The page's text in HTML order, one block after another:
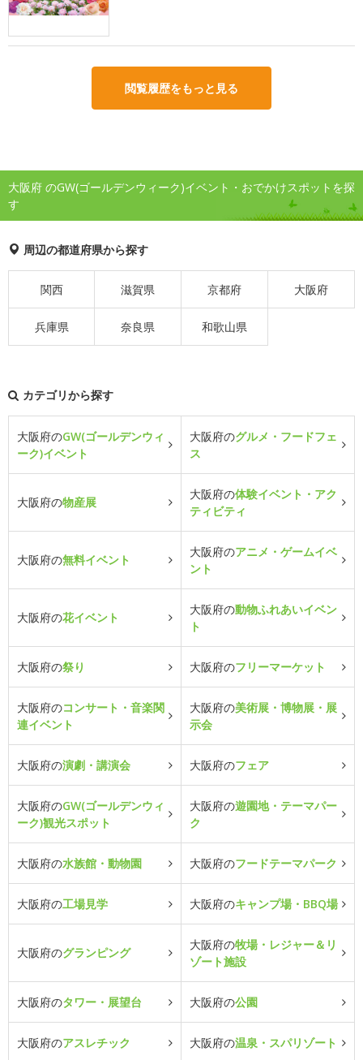
閲覧履歴をもっと見る
大阪府 のGW(ゴールデンウィーク)イベント・おでかけスポットを探
す
周辺の都道府県から探す
関西 滋賀県 京都府 大阪府
兵庫県 奈良県 和歌山県
カテゴリから探す
大阪府のGW(ゴールデンウィ
ーク)イベント
大阪府のグルメ・フードフェ
ス
大阪府の物産展
大阪府の体験イベント・アク
ティビティ
大阪府の無料イベント
大阪府のアニメ・ゲームイベ
ント
大阪府の花イベント
大阪府の動物ふれあいイベン
ト
大阪府の祭り 大阪府のフリーマーケット
大阪府のコンサート・音楽関
連イベント
大阪府の美術展・博物展・展
示会
大阪府の演劇・講演会 大阪府のフェア
大阪府のGW(ゴールデンウィ
ーク)観光スポット
大阪府の遊園地・テーマパー
ク
大阪府の水族館・動物園 大阪府のフードテーマパーク
大阪府の工場見学 大阪府のキャンプ場・BBQ場
大阪府のグランピング
大阪府の牧場・レジャー＆リ
ゾート施設
大阪府のタワー・展望台 大阪府の公園
大阪府のアスレチック 大阪府の温泉・スパリゾート